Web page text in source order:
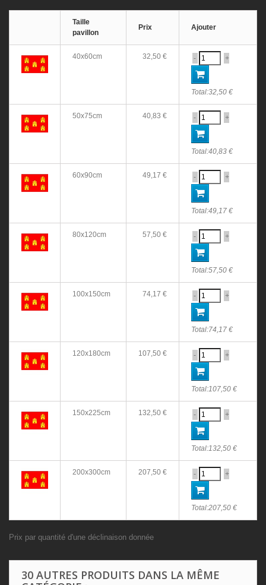
Taille
pavillon
Prix Ajouter
40x60cm 32,50 € - +
Total:32,50 €
50x75cm 40,83 € - +
Total:40,83 €
60x90cm 49,17 € - +
Total:49,17 €
80x120cm 57,50 € - +
Total:57,50 €
100x150cm 74,17 € - +
Total:74,17 €
120x180cm 107,50 € - +
Total:107,50 €
150x225cm 132,50 € - +
Total:132,50 €
200x300cm 207,50 € - +
Total:207,50 €
Prix par quantité d'une déclinaison donnée
30 AUTRES PRODUITS DANS LA MÊME